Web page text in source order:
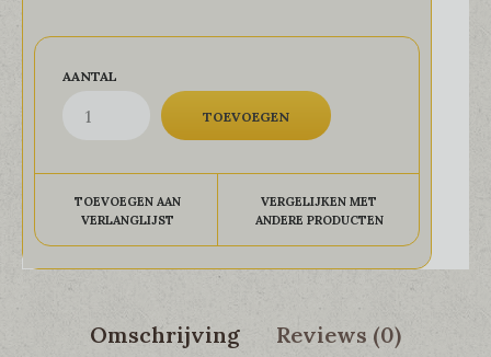
AANTAL
TOEVOEGEN AAN
VERLANGLIJST
VERGELIJKEN MET
ANDERE PRODUCTEN
Omschrijving Reviews (0)